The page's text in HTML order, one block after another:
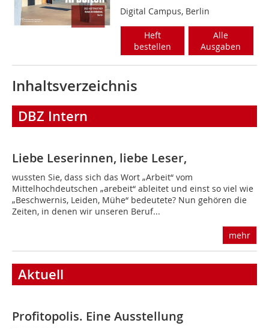
Digital Campus, Berlin
Heft
bestellen
Alle
Ausgaben
Inhaltsverzeichnis
DBZ Intern
Liebe Leserinnen, liebe Leser,
wussten Sie, dass sich das Wort „Arbeit“ vom
Mittelhochdeutschen „arebeit“ ableitet und einst so viel wie
„Beschwernis, Leiden, Mühe“ bedeutete? Nun gehören die
Zeiten, in denen wir unseren Beruf...
mehr
Aktuell
Profitopolis. Eine Ausstellung